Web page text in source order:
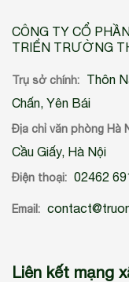
CÔNG TY CỔ
TRIỂN TRƯỜNG
Trụ sở chính:
Thôn
Chấn, Yên Bái
Địa chỉ văn phòng Hà
Cầu Giấy, Hà Nội
Điện thoại: 02462
Email:
Liên kết mạng